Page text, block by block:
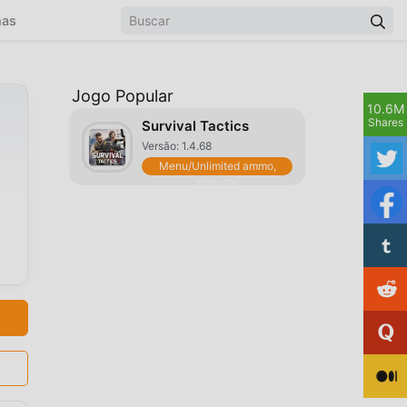
Jogo Popular
Survival Tactics
Versão: 1.4.68
Menu/Unlimited ammo,
10.6M
Shares